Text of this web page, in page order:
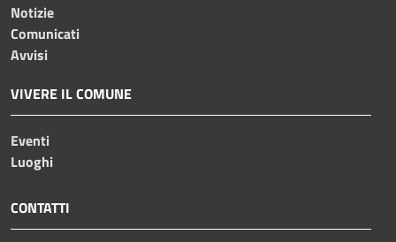
Notizie
Comunicati
Avvisi
VIVERE IL COMUNE
Eventi
Luoghi
CONTATTI